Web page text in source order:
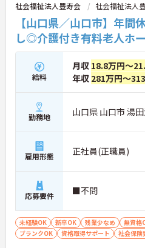
社会福祉法人豊寿会 社会福祉法人
【山口県／山口市】年
し◎介護付き有料老人ホ
給料
月収 18.8万円～
年収 281万円～
勤務地 山口県 山口市 湯
雇用形態 正社員(正職員)
応募要件 ■不問
未経験OK 新卒OK 残業少なめ 無資格
ブランクOK
資格取得サポート 社会保険